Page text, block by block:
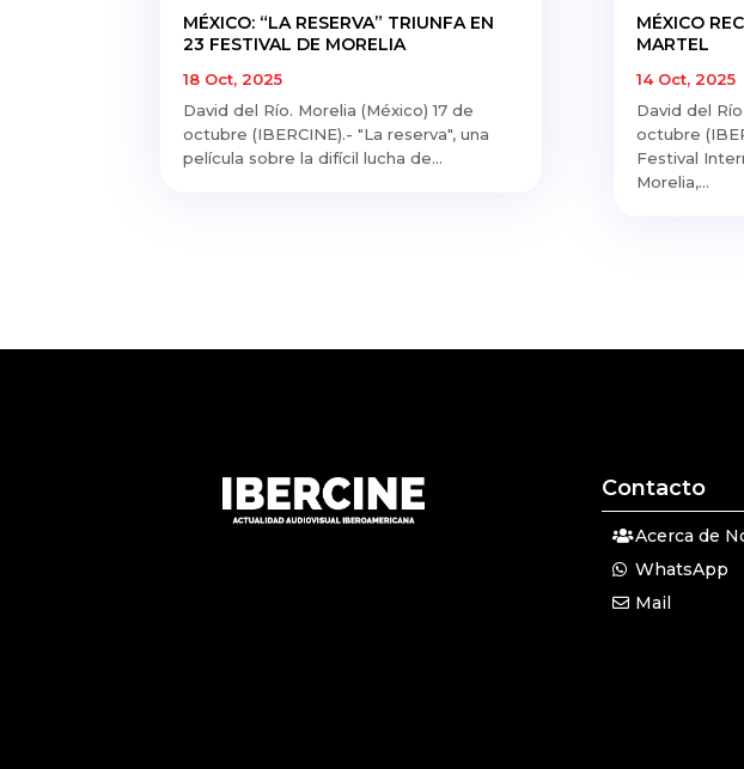
MÉXICO: “LA RESERVA” TRIUNFA EN
23 FESTIVAL DE MORELIA
18 Oct, 2025
David del Río. Morelia (México) 17 de
octubre (IBERCINE).- "La reserva", una
película sobre la difícil lucha de...
MÉXICO
MARTEL
14 Oct, 2025
David del
octubre
Festival
Morelia,...
Contacto
Acerca de
WhatsApp
Mail